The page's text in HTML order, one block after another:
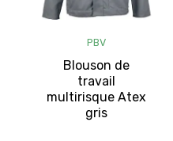
PBV
Blouson de
travail
multirisque Atex
gris